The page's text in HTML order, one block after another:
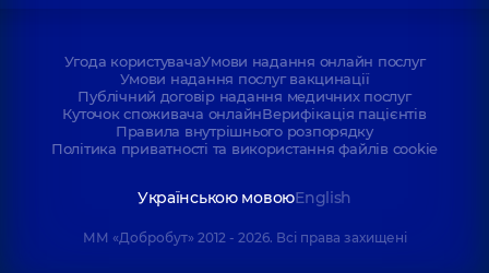
Угода користувачаУмови надання онлайн послуг
Умови надання послуг вакцинації
Публічний договір надання медичних послуг
Куточок споживача онлайнВерифікація пацієнтів
Правила внутрішнього розпорядку
Політика приватності та використання файлів cookie
Українською мовоюEnglish
ММ «Добробут» 2012 - 2026. Всі права захищені